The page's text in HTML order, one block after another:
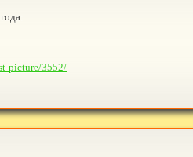
picture/3552/